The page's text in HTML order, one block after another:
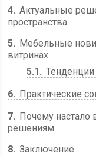
4 Актуальные
пространства
5
Мебельные
витринах
5.1
6
Практические
7
Почему
решениям
8 Заключение